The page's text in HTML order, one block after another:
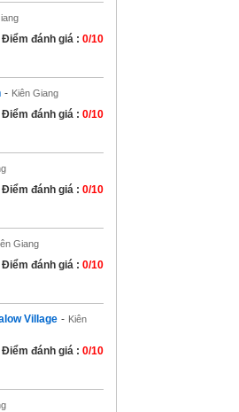
Điểm đánh giá : 0/10
- Kiên Giang
Điểm đánh giá : 0/10
Điểm đánh giá : 0/10
Giang
Điểm đánh giá : 0/10
Village - Kiên
Điểm đánh giá : 0/10